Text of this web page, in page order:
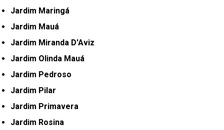
Jardim Maringá
Jardim Mauá
Jardim Miranda D'Aviz
Jardim Olinda Mauá
Jardim Pedroso
Jardim Pilar
Jardim Primavera
Jardim Rosina